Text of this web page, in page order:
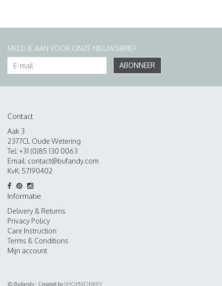
MELD JE AAN VOOR ONZE NIEUWSBRIEF
ABONNEER
Contact
Aak 3
2377CL Oude Wetering
Tel: +31 (0)85 130 0063
Email: contact@bufandy.com
KvK: 57190402
Informatie
Delivery & Returns
Privacy Policy
Care Instruction
Terms & Conditions
Mijn account
© Bufandy - Created bySHOPMONKEY